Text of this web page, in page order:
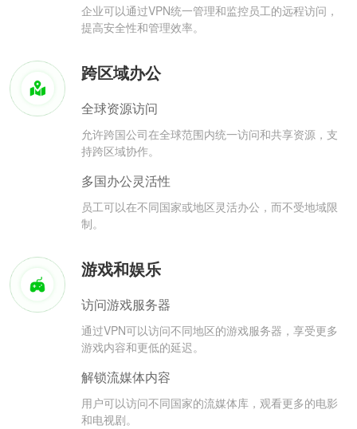
企业可以通过VPN统一管理和监控员工的远程访问，
提高安全性和管理效率。
跨区域办公
全球资源访问
允许跨国公司在全球范围内统一访问和共享资源，支
持跨区域协作。
多国办公灵活性
员工可以在不同国家或地区灵活办公，而不受地域限
制。
游戏和娱乐
访问游戏服务器
通过VPN可以访问不同地区的游戏服务器，享受更多
游戏内容和更低的延迟。
解锁流媒体内容
用户可以访问不同国家的流媒体库，观看更多的电影
和电视剧。